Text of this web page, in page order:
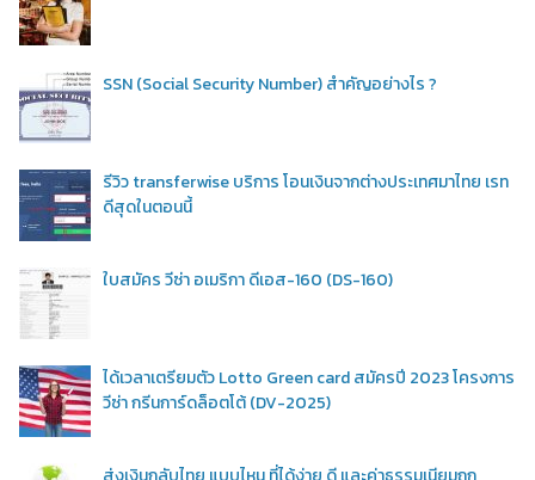
SSN (Social Security Number) สำคัญอย่างไร ?
รีวิว transferwise บริการ โอนเงินจากต่างประเทศมาไทย เรท
ดีสุดในตอนนี้
ใบสมัคร วีซ่า อเมริกา ดีเอส-160 (DS-160)
ได้เวลาเตรียมตัว Lotto Green card สมัครปี 2023 โครงการ
วีซ่า กรีนการ์ดล็อตโต้ (DV-2025)